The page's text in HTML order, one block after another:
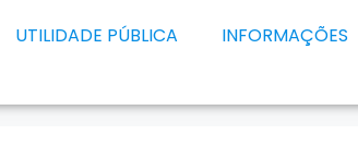
UTILIDADE PÚBLICA INFORMAÇÕES